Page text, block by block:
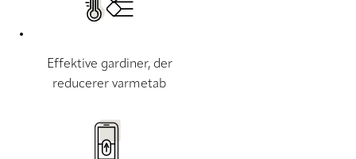
Effektive gardiner, der
reducerer varmetab